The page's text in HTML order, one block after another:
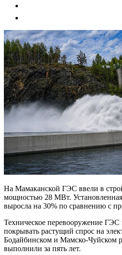
На Мамаканской ГЭС ввели в
мощностью 28 МВт.
выросла на 30% по сравнению с
Техническое перевооружение ГЭС
покрывать растущий спрос на
Бодайбинском и Мамско-Чуйском
выполнили за пять лет.